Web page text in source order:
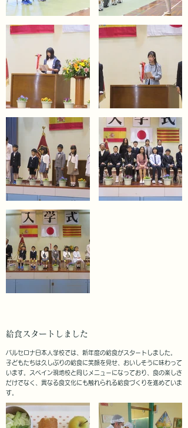
給食スタートしました
バルセロナ日本人学校では、新年度の給食がスタートしました。
子どもたちは久しぶりの給食に笑顔を見せ、おいしそうに味わって
います。スペイン現地校と同じメニューになっており、食の楽しさ
だけでなく、異なる食文化にも触れられる給食づくりを進めていま
す。